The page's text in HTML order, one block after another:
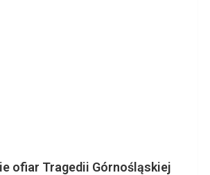
ofiar Tragedii Górnośląskiej